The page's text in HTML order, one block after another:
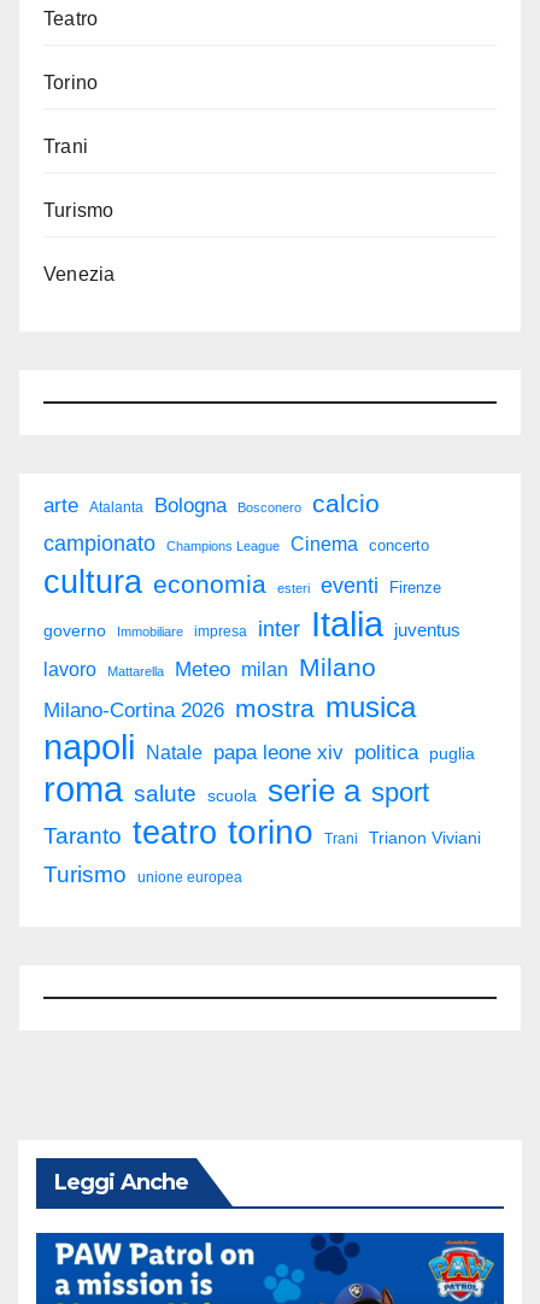
Teatro
Torino
Trani
Turismo
Venezia
arte Atalanta Bologna Bosconero calcio
campionato Champions League Cinema concerto
cultura economia esteri eventi Firenze
governo Immobiliare impresa inter Italia juventus
lavoro
Mattarella Meteo milan Milano
Milano-Cortina 2026 mostra musica
napoli Natale papa leone xiv politica puglia
roma salute scuola serie a sport
Taranto teatro torino Trani Trianon Viviani
Turismo unione europea
Leggi Anche